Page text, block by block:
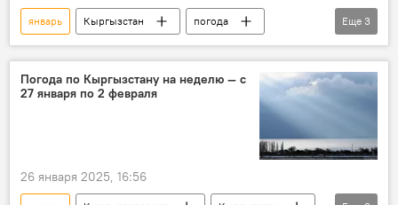
январь Кыргызстан
погода
прогноз погоды
Кыргызгидромет
Еще 3
Погода по Кыргызстану на неделю — с
27 января по 2 февраля
26 января 2025, 16:56